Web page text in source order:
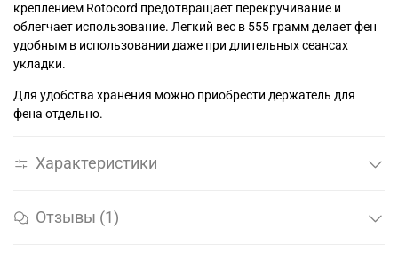
креплением Rotocord предотвращает перекручивание и
облегчает использование. Легкий вес в 555 грамм делает фен
удобным в использовании даже при длительных сеансах
укладки.
Для удобства хранения можно приобрести держатель для
фена отдельно.
Характеристики
Отзывы (1)